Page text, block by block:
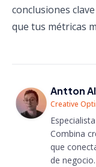
conclusiones clave
que tus métricas
Antton
Creative
Combina
que
de negocio.